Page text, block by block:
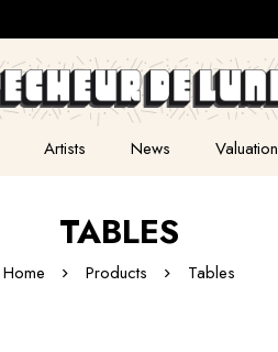
Artists News Valuation
TABLES
Home Products Tables